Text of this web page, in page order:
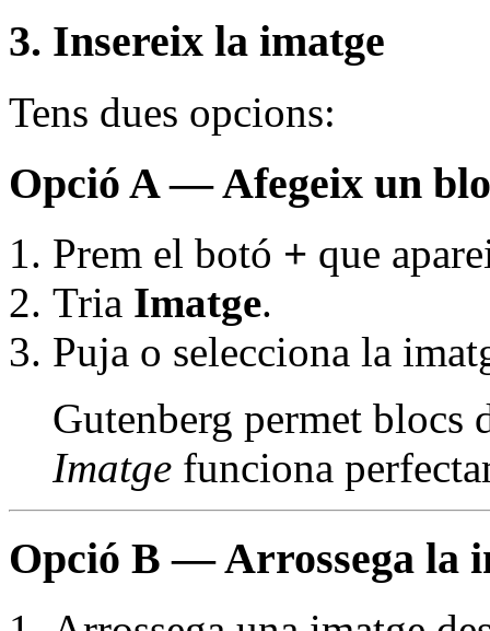
3. Insereix la imatge
Tens dues opcions:
Opció A — Afegeix un
Prem el botó + que
Tria Imatge.
Puja o selecciona la
Gutenberg permet blocs
Imatge funciona
Opció B — Arrossega la